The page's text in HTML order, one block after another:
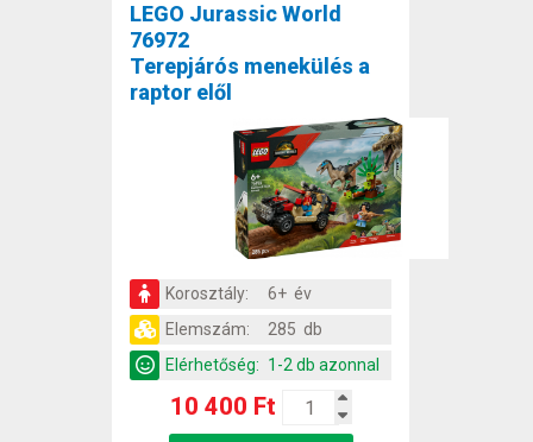
LEGO Jurassic World
76972
Terepjárós menekülés a
raptor elől
Korosztály:
6+ év
Elemszám:
285 db
Elérhetőség: 1-2 db azonnal
10 400 Ft